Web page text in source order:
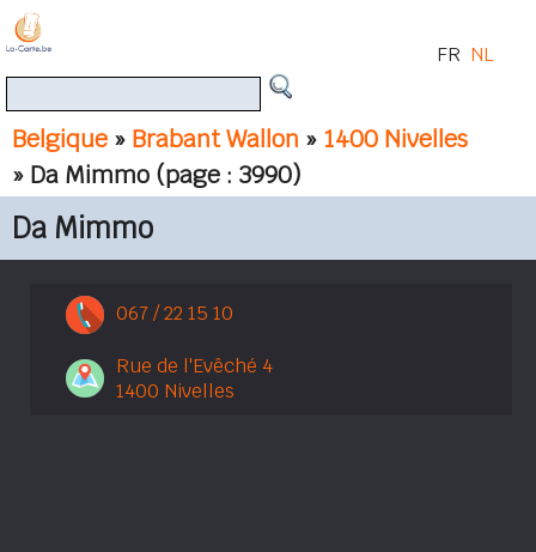
Belgique » Brabant Wallon » 1400 Nivelles
» Da Mimmo (page : 3990)
FR NL
Da Mimmo
067 / 22 15 10
Rue de l'Evêché 4
1400 Nivelles